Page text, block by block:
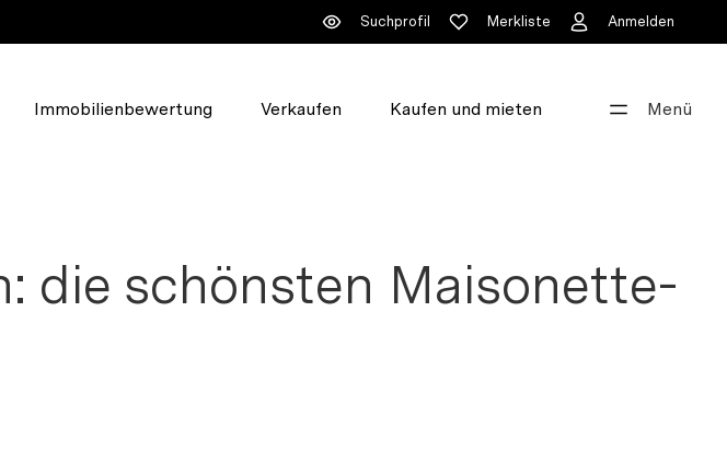
Suchprofil Merkliste Anmelden
Immobilienbewertung Verkaufen Kaufen und mieten Menü
info@walde.ch
die schönsten Maisonette-